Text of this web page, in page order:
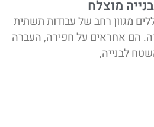
מוצלח
מגוון רחב של עבודות תשתית
הם אחראים על חפירה, העברה
לבנייה,